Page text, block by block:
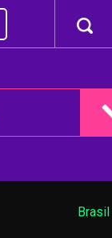
Brasil